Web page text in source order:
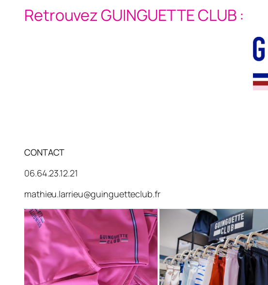
Retrouvez GUINGUETTE CLUB :
CONTACT
06.64.23.12.21
mathieu.larrieu@guinguetteclub.fr